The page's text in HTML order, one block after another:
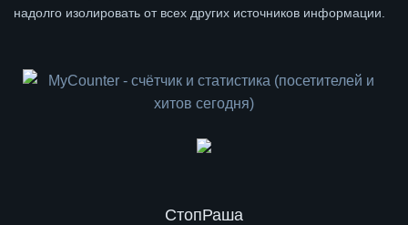
надолго изолировать от всех других источников информации.
СтопРаша